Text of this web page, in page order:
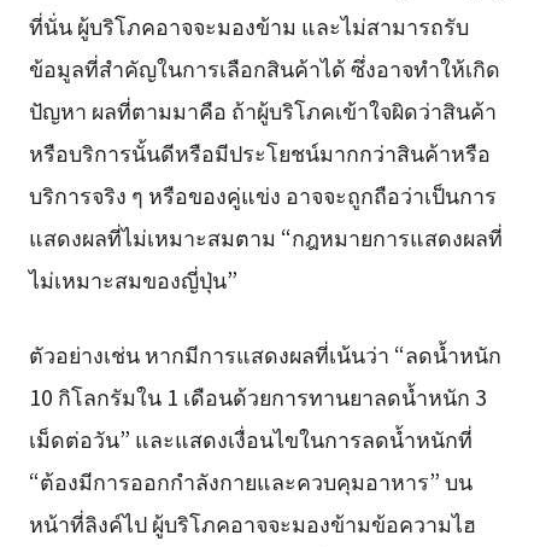
ที่นั่น ผู้บริโภคอาจจะมองข้าม และไม่สามารถรับ
ข้อมูลที่สำคัญในการเลือกสินค้าได้ ซึ่งอาจทำให้เกิด
ปัญหา ผลที่ตามมาคือ ถ้าผู้บริโภคเข้าใจผิดว่าสินค้า
หรือบริการนั้นดีหรือมีประโยชน์มากกว่าสินค้าหรือ
บริการจริง ๆ หรือของคู่แข่ง อาจจะถูกถือว่าเป็นการ
แสดงผลที่ไม่เหมาะสมตาม “กฎหมายการแสดงผลที่
ไม่เหมาะสมของญี่ปุ่น”
ตัวอย่างเช่น หากมีการแสดงผลที่เน้นว่า “ลดน้ำหนัก
10 กิโลกรัมใน 1 เดือนด้วยการทานยาลดน้ำหนัก 3
เม็ดต่อวัน” และแสดงเงื่อนไขในการลดน้ำหนักที่
“ต้องมีการออกกำลังกายและควบคุมอาหาร” บน
หน้าที่ลิงค์ไป ผู้บริโภคอาจจะมองข้ามข้อความไฮ